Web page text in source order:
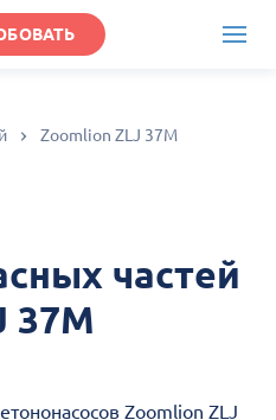
Zoomlion ZLJ 37M
частей
37M
Zoomlion ZLJ